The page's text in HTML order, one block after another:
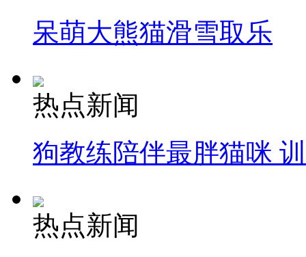
呆萌大熊猫滑雪取乐
热点新闻
狗教练陪伴最胖猫咪
热点新闻